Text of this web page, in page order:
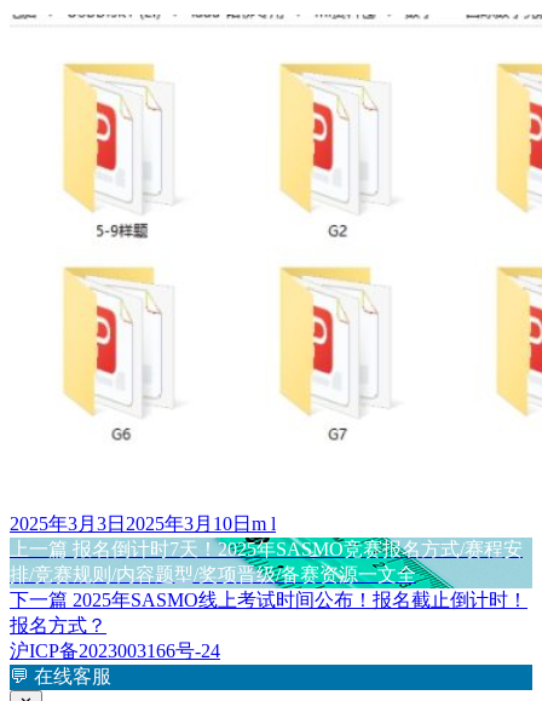
发
布
于
2025年3月3日 2025年3月10日 作
者
m l
文
章
导
航
上一篇 上
篇
文
章：
报名倒计时7天！2025年SASMO竞赛报名方式/赛程安
排/竞赛规则/内容题型/奖项晋级/备赛资源一文全
下一篇 下
篇
文
章：
2025年SASMO线上考试时间公布！报名截止倒计时！
报名方式？
沪ICP备2023003166号-24
💬 在线客服